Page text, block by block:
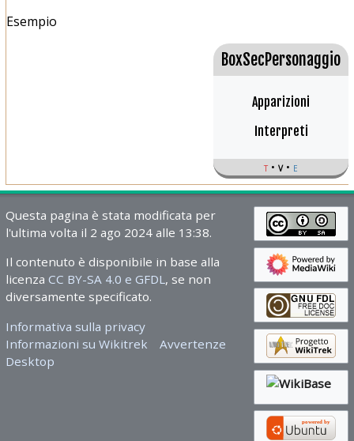
Esempio
BoxSecPersonaggio
Apparizioni
Interpreti
t v e
Questa pagina è stata modificata per
l'ultima volta il 2 ago 2024 alle 13:38.
Il contenuto è disponibile in base alla
licenza CC BY-SA 4.0 e GFDL, se non
diversamente specificato.
Informativa sulla privacy
Informazioni su Wikitrek
Avvertenze
Desktop